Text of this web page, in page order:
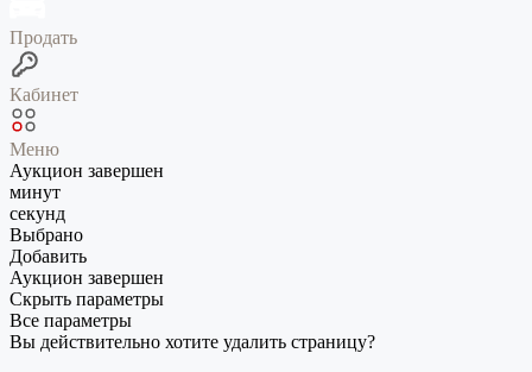
Продать
Кабинет
Меню
Аукцион завершен
минут
секунд
Выбрано
Добавить
Аукцион завершен
Скрыть параметры
Все параметры
Вы действительно хотите удалить страницу?